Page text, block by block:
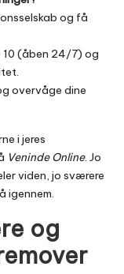
og få
(åben 24/7) og
overvåge dine
i jeres
Veninde Online. Jo
viden, jo sværere
igennem.
og